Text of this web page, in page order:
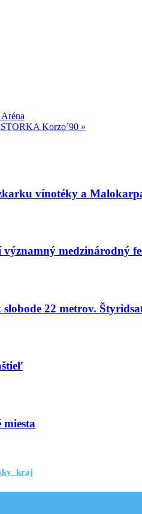
Korzo´90 »
vínotéky a
medzinárodný
22 metrov.